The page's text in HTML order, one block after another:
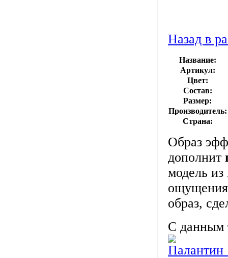
Назад в
Название:
Артикул:
Цвет:
Состав:
Размер:
Производитель:
Страна:
Образ
дополнит
модель из
ощущения
образ,
С данным